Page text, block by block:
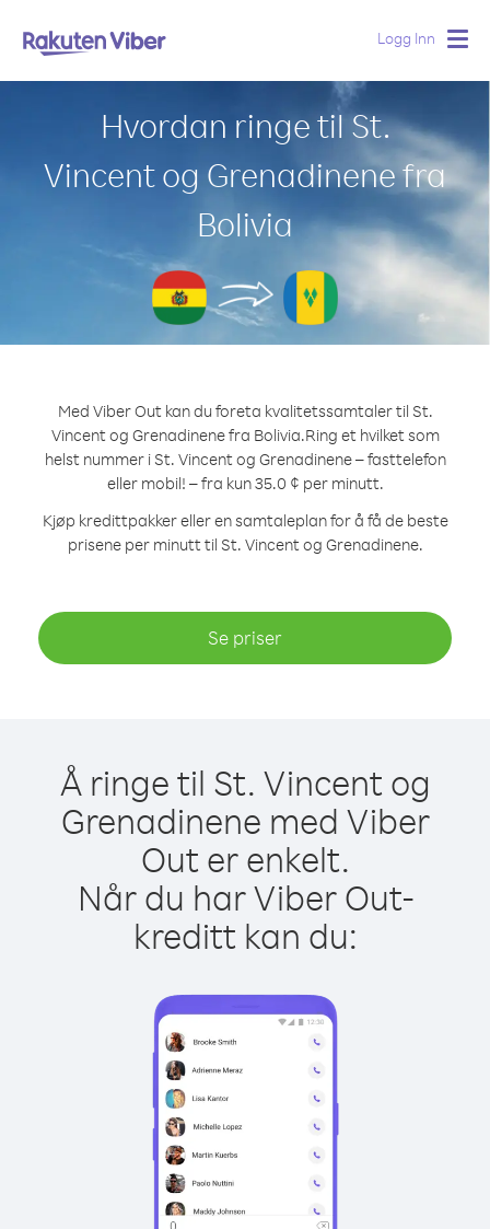
Logg Inn
Hvordan ringe til St.
Vincent og Grenadinene fra
Bolivia
Med Viber Out kan du foreta kvalitetssamtaler til St.
Vincent og Grenadinene fra Bolivia.Ring et hvilket som
helst nummer i St. Vincent og Grenadinene – fasttelefon
eller mobil! – fra kun 35.0 ¢ per minutt.
Kjøp kredittpakker eller en samtaleplan for å få de beste
prisene per minutt til St. Vincent og Grenadinene.
Se priser
Å ringe til St. Vincent og
Grenadinene med Viber
Out er enkelt.
Når du har Viber Out-
kreditt kan du: